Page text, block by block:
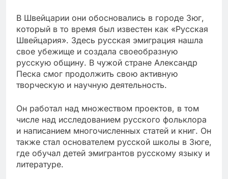
В Швейцарии они обосновались в городе Зюг,
который в то время был известен как «Русская
Швейцария». Здесь русская эмиграция нашла
свое убежище и создала своеобразную
русскую общину. В чужой стране Александр
Песка смог продолжить свою активную
творческую и научную деятельность.
Он работал над множеством проектов, в том
числе над исследованием русского фольклора
и написанием многочисленных статей и книг. Он
также стал основателем русской школы в Зюге,
где обучал детей эмигрантов русскому языку и
литературе.